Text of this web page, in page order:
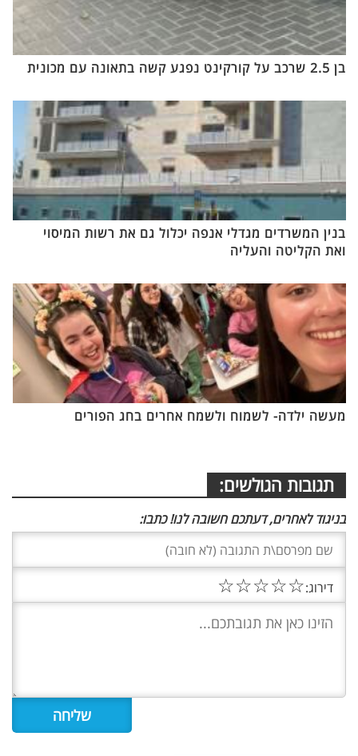
בן 2.5 שרכב על קורקינט נפגע קשה בתאונה עם מכונית
בנין המשרדים מגדלי אנפה יכלול גם את רשות המיסוי
ואת הקליטה והעליה
מעשה ילדה- לשמוח ולשמח אחרים בחג הפורים
תגובות הגולשים:
בניגוד לאחרים, דעתכם חשובה לנו! כתבו:
דירוג:☆
☆
☆
☆
☆